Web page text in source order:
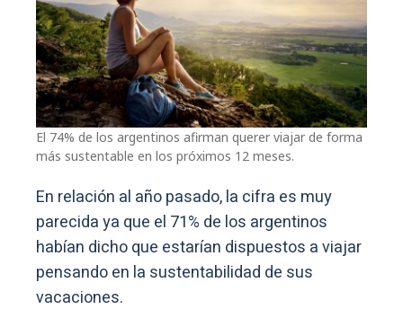
El 74% de los argentinos afirman querer viajar de forma
más sustentable en los próximos 12 meses.
En relación al año pasado, la cifra es muy
parecida ya que el 71% de los argentinos
habían dicho que estarían dispuestos a viajar
pensando en la sustentabilidad de sus
vacaciones.